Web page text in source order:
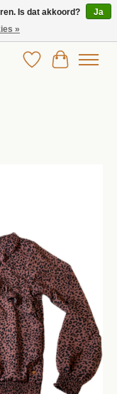
Verlanglijst
Is dat akkoord?
Ja
»